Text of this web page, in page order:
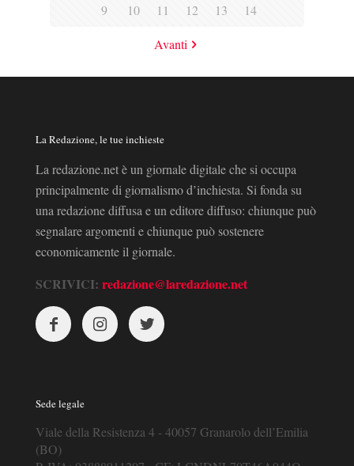
9
10 11 12 13 14
Avanti
La Redazione, le tue inchieste
La redazione.net è un giornale digitale che si occupa
principalmente di giornalismo d’inchiesta. Si fonda su
una redazione diffusa e un editore diffuso: chiunque può
segnalare argomenti e chiunque può sostenere
economicamente il giornale.
SCRIVICI: redazione@laredazione.net
Sede legale
Viale della Resistenza 4 - 40057 Granarolo dell’Emilia
(BO)